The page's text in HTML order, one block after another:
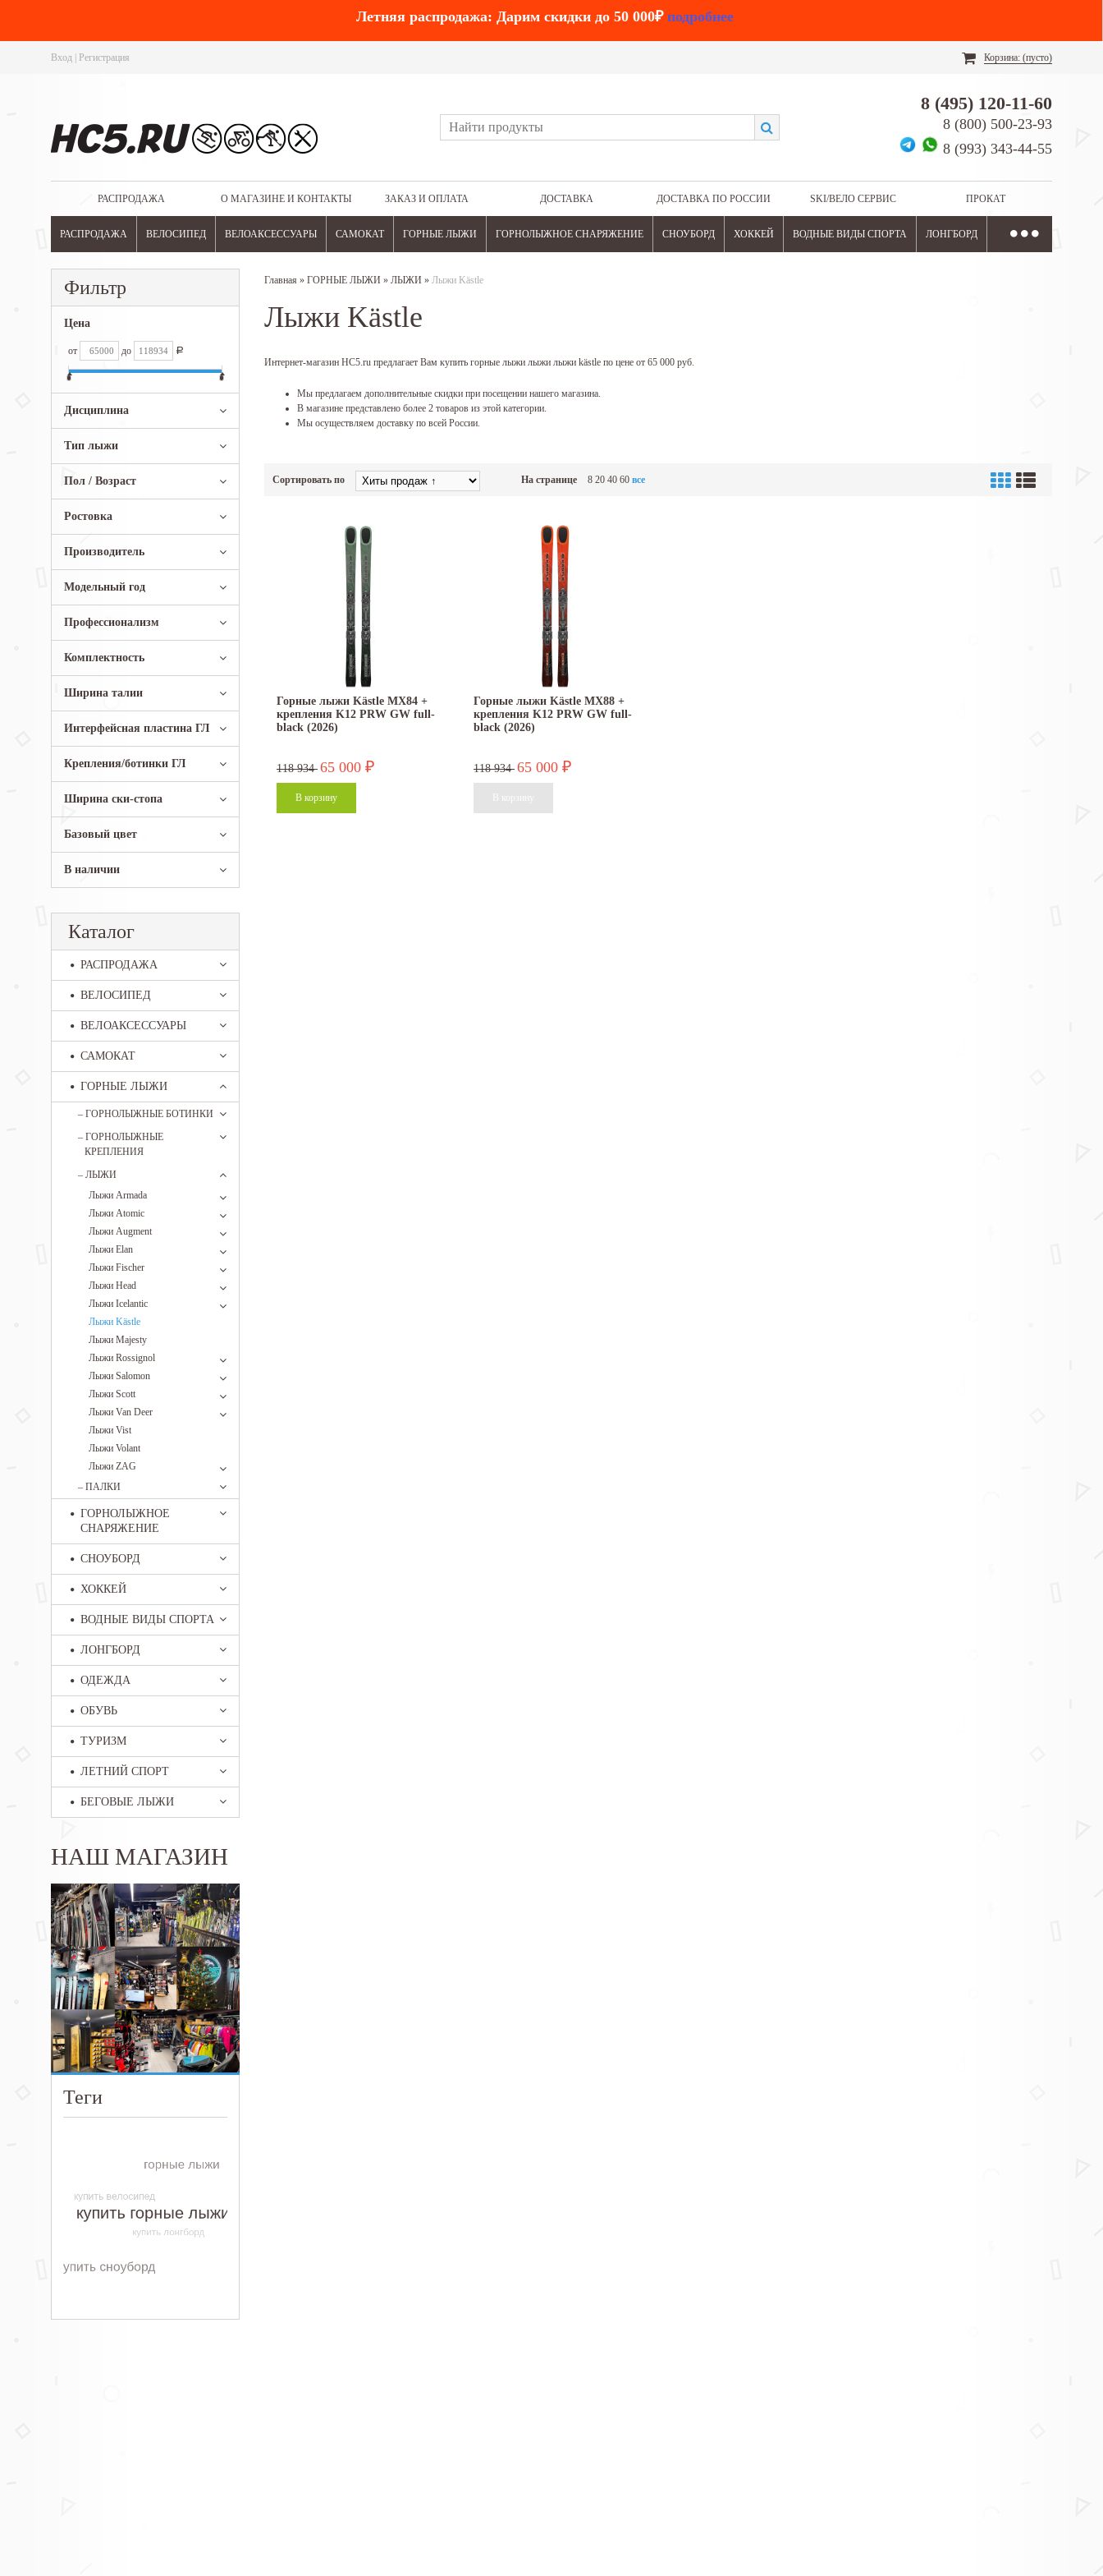
Летняя распродажа: Дарим скидки до 50 000₽ подробнее
Вход Регистрация Корзина: (пусто)
8 (495) 120-11-60
8 (800) 500-23-93
8 (993) 343-44-55
РАСПРОДАЖА О МАГАЗИНЕ И КОНТАКТЫ ЗАКАЗ И ОПЛАТА ДОСТАВКА ДОСТАВКА ПО РОССИИ SKI/ВЕЛО СЕРВИС ПРОКАТ
РАСПРОДАЖА ВЕЛОСИПЕД ВЕЛОАКСЕССУАРЫ САМОКАТ ГОРНЫЕ ЛЫЖИ ГОРНОЛЫЖНОЕ СНАРЯЖЕНИЕ СНОУБОРД ХОККЕЙ ВОДНЫЕ ВИДЫ СПОРТА ЛОНГБОРД
Фильтр
Цена
от до Р
Дисциплина
Тип лыжи
Пол / Возраст
Ростовка
Производитель
Модельный год
Профессионализм
Комплектность
Ширина талии
Интерфейсная пластина ГЛ
Крепления/ботинки ГЛ
Ширина ски-стопа
Базовый цвет
В наличии
Каталог
РАСПРОДАЖА
ВЕЛОСИПЕД
ВЕЛОАКСЕССУАРЫ
САМОКАТ
ГОРНЫЕ ЛЫЖИ
– ГОРНОЛЫЖНЫЕ БОТИНКИ
– ГОРНОЛЫЖНЫЕ
КРЕПЛЕНИЯ
– ЛЫЖИ
Лыжи Armada
Лыжи Atomic
Лыжи Augment
Лыжи Elan
Лыжи Fischer
Лыжи Head
Лыжи Icelantic
Лыжи Kästle
Лыжи Majesty
Лыжи Rossignol
Лыжи Salomon
Лыжи Scott
Лыжи Van Deer
Лыжи Vist
Лыжи Volant
Лыжи ZAG
– ПАЛКИ
ГОРНОЛЫЖНОЕ
СНАРЯЖЕНИЕ
СНОУБОРД
ХОККЕЙ
ВОДНЫЕ ВИДЫ СПОРТА
ЛОНГБОРД
ОДЕЖДА
ОБУВЬ
ТУРИЗМ
ЛЕТНИЙ СПОРТ
БЕГОВЫЕ ЛЫЖИ
НАШ МАГАЗИН
Теги
Главная » ГОРНЫЕ ЛЫЖИ » ЛЫЖИ » Лыжи Kästle
Лыжи Kästle
Интернет-магазин HC5.ru предлагает Вам купить горные лыжи лыжи лыжи kästle по цене от 65 000 руб.
Мы предлагаем дополнительные скидки при посещении нашего магазина.
В магазине представлено более 2 товаров из этой категории.
Мы осуществляем доставку по всей России.
Сортировать по На странице 8 20 40 60 все
Горные лыжи Kästle MX84 +
крепления K12 PRW GW full-
black (2026)
118 934 65 000 ₽
Горные лыжи Kästle MX88 +
крепления K12 PRW GW full-
black (2026)
118 934 65 000 ₽